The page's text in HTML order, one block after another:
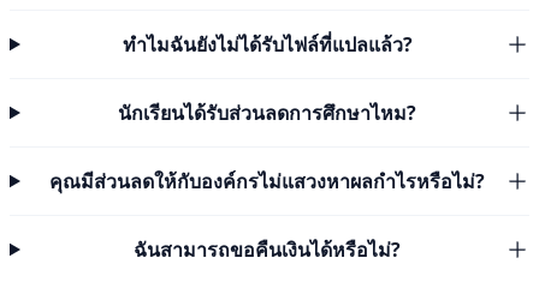
ทำไมฉันยังไม่ได้รับไฟล์ที่แปลแล้ว?
นักเรียนได้รับส่วนลดการศึกษาไหม?
คุณมีส่วนลดให้กับองค์กรไม่แสวงหาผลกำไรหรือไม่?
ฉันสามารถขอคืนเงินได้หรือไม่?